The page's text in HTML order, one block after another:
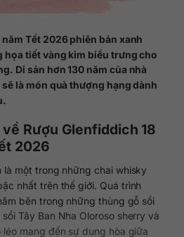
Tết 2026 phiên bản xanh
họa tiết vàng kim biểu trưng cho
Di sản hơn 130 năm của nhà
là món quà thượng hạng dành
Rượu Glenfiddich 18
2026
là một trong những chai whisky
nhất trên thế giới. Quá trình
bên trong những thùng gỗ sồi
Tây Ban Nha Oloroso sherry và
mang đến sự dung hòa giữa